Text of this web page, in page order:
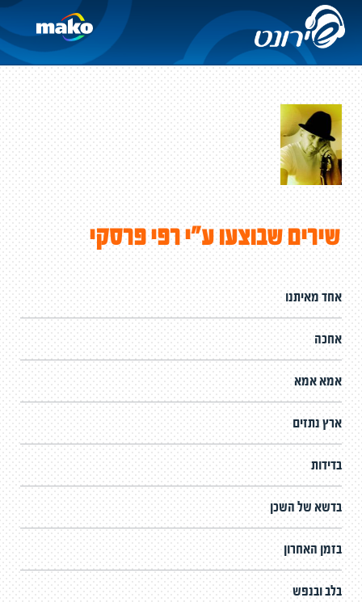
שירים שבוצעו ע"י רפי פרסקי
אחד מאיתנו
אחכה
אמא אמא
ארץ נתזים
בדידות
בדשא של השכן
בזמן האחרון
בלב ובנפש